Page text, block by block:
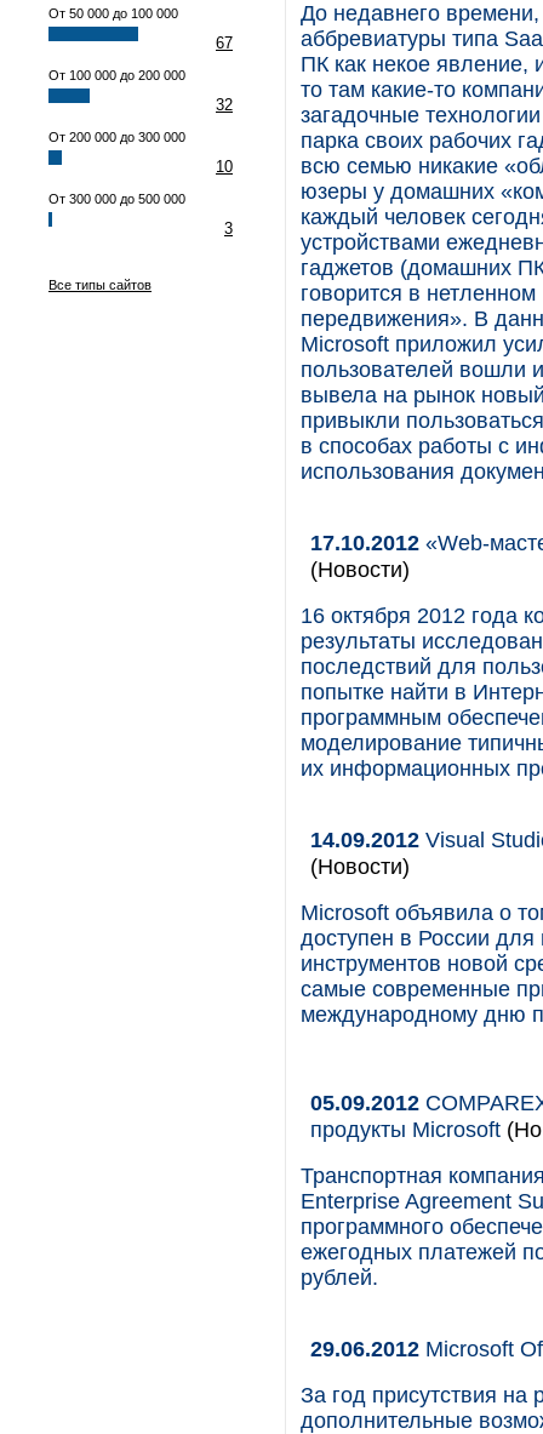
От 50 000 до 100 000
67
От 100 000 до 200 000
32
От 200 000 до 300 000
10
От 300 000 до 500 000
3
Все типы сайтов
До недавнего
аббревиатуры типа
ПК как некое явление,
то там какие-то
загадочные
парка своих рабочих
всю семью никакие
юзеры у домашних
каждый человек
устройствами
гаджетов (домашних
говорится в
передвижения». В
Microsoft приложил
пользователей вошли
вывела на рынок
привыкли
в способах работы с
использования
17.10.2012 «Web-
(Новости)
16 октября 2012 года
результаты
последствий для
попытке найти в
программным
моделирование
их информационных
14.09.2012 Visual
(Новости)
Microsoft объявила о
доступен в России для
инструментов новой
самые современные
международному дню
05.09.2012
продукты Microsoft
Транспортная
Enterprise Agreement
программного
ежегодных платежей
рублей.
29.06.2012 Microsoft
За год присутствия
дополнительные